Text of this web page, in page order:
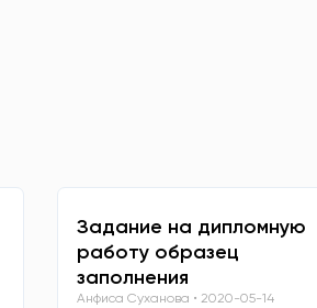
Задание на дипломную
работу образец
заполнения
Анфиса Суханова 2020-05-14